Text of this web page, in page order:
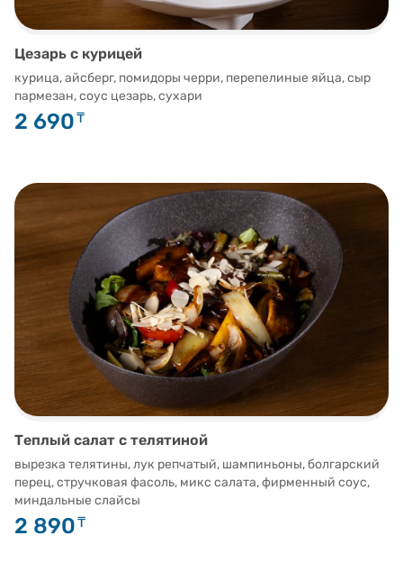
Цезарь с курицей
курица, айсберг, помидоры черри, перепелиные яйца, сыр
пармезан, соус цезарь, сухари
2 690₸
Теплый салат с телятиной
вырезка телятины, лук репчатый, шампиньоны, болгарский
перец, стручковая фасоль, микс салата, фирменный соус,
миндальные слайсы
2 890₸